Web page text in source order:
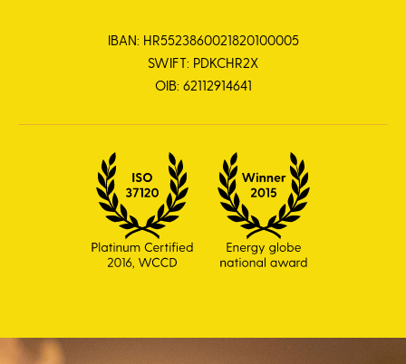
IBAN: HR5523860021820100005
SWIFT: PDKCHR2X
OIB: 62112914641